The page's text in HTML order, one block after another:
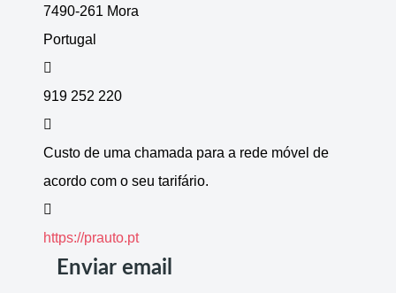
7490-261 Mora
Portugal
919 252 220
Custo de uma chamada para a rede móvel de
acordo com o seu tarifário.
https://prauto.pt
Enviar email